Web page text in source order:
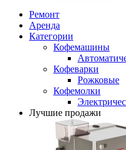
Ремонт
Аренда
Категории
Кофемашины
Кофеварки
Рожковые
Кофемолки
Лучшие продажи